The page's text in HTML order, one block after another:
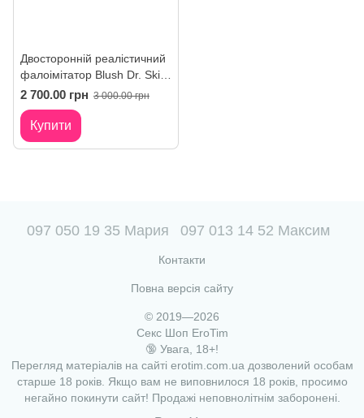
Двосторонній реалістичний
фалоімітатор Blush Dr. Skin
тілесний
2 700.00 грн 3 000.00 грн
Купити
097 050 19 35 Мария 097 013 14 52 Максим
Контакти
Повна версія сайту
© 2019—2026
Секс Шоп EroTim
🔞 Увага, 18+!
Перегляд матеріалів на сайті erotim.com.ua дозволений особам
старше 18 років. Якщо вам не виповнилося 18 років, просимо
негайно покинути сайт! Продажі неповнолітнім заборонені.